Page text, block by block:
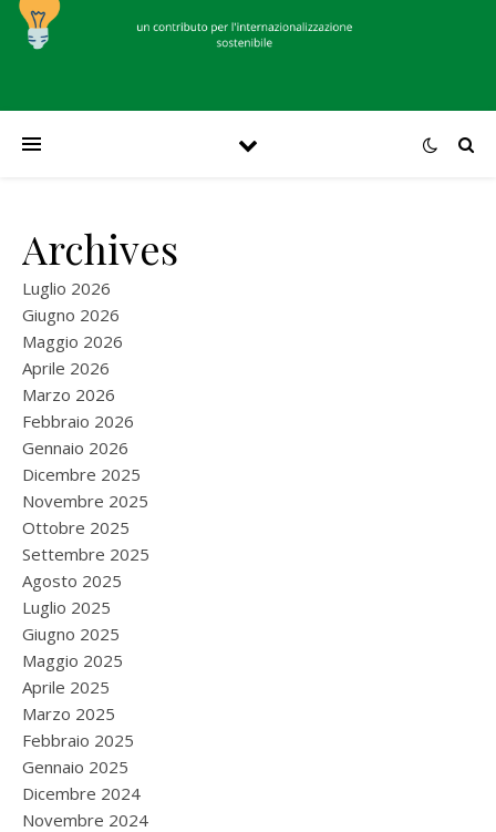
Archives
Luglio 2026
Giugno 2026
Maggio 2026
Aprile 2026
Marzo 2026
Febbraio 2026
Gennaio 2026
Dicembre 2025
Novembre 2025
Ottobre 2025
Settembre 2025
Agosto 2025
Luglio 2025
Giugno 2025
Maggio 2025
Aprile 2025
Marzo 2025
Febbraio 2025
Gennaio 2025
Dicembre 2024
Novembre 2024